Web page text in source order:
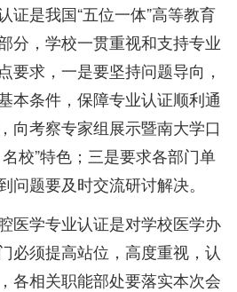
证是我国“五位一体”高等教育
分，学校一贯重视和支持专业
要求，一是要坚持问题导向，
本条件，保障专业认证顺利通
向考察专家组展示暨南大学口
校”特色；三是要求各部门单
问题要及时交流研讨解决。
医学专业认证是对学校医学办
必须提高站位，高度重视，认
各相关职能部处要落实本次会